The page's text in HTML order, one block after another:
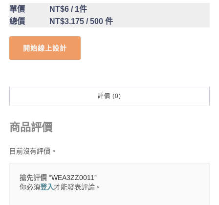
單價 NT$6/ 1件
總價
NT$3.175/ 500 件
開始線上設計
評價 (0)
商品評價
目前沒有評價。
搶先評價 “WEA3ZZ0011”
你必須登入才能發表評論。